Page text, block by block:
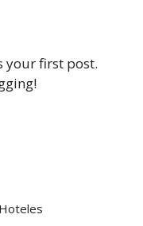
your first post.